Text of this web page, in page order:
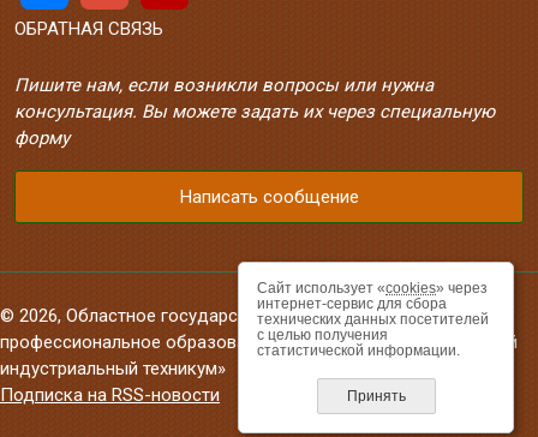
ОБРАТНАЯ СВЯЗЬ
Пишите нам, если возникли вопросы или нужна
консультация. Вы можете задать их через специальную
форму
Написать сообщение
© 2026, Областное государственное автономное
профессиональное образовательное учреждение «Валуйский
индустриальный техникум»
Подписка на RSS-новости
Сайт использует «cookies» через
интернет-сервис для сбора
технических данных посетителей
с целью получения
статистической информации.
Принять